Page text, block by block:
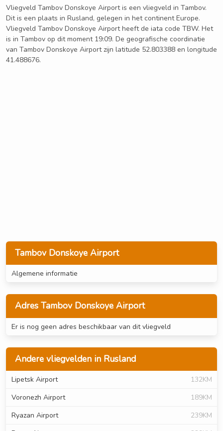
Tambov Donskoye Airport
Algemene informatie
Adres Tambov Donskoye Airport
Er is nog geen adres beschikbaar van dit vliegveld
Andere vliegvelden in Rusland
Lipetsk Airport
132KM
Voronezh Airport
189KM
Ryazan Airport
239KM
Vliegveld Tambov Donskoye Airport is een vliegveld in Tambov.
Dit is een plaats in Rusland, gelegen in het continent Europe.
Vliegveld Tambov Donskoye Airport heeft de iata code TBW. Het
is in Tambov op dit moment 19:09. De geografische coordinatie
van Tambov Donskoye Airport zijn latitude 52.803388 en longitude
41.488676.